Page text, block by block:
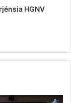
HGNV